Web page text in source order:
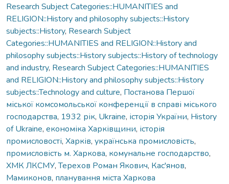
Research Subject Categories::HUMANITIES and
RELIGION::History and philosophy subjects::History
subjects::History, Research Subject
Categories::HUMANITIES and RELIGION::History and
philosophy subjects::History subjects::History of technology
and industry, Research Subject Categories::HUMANITIES
and RELIGION::History and philosophy subjects::History
subjects::Technology and culture, Постанова Першої
міської комсомольської конференції в справі міського
господарства, 1932 рік, Ukraine, історія України, History
of Ukraine, економіка Харківщини, історія
промисловості, Харків, українська промисловість,
промисловість м. Харкова, комунальне господарство,
ХМК ЛКСМУ,Терехов Роман Якович, Кас'янов,
Мамиконов, планування міста Харкова